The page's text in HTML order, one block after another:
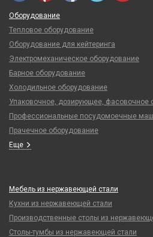
Оборудование
Тепловое оборудование
Оборудование для кейтеринга
Электромеханическое оборудование
Барное оборудование
Холодильное оборудование
Упаковочное, дозирующее, фасовочное
Профессиональные посудомоечные
Прачечное оборудование
Еще
Мебель из нержавеющей стали
Кухни из нержавеющей стали
Производственные столы из
Столы-тумбы из нержавеющей стали